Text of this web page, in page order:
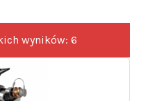
wyników: 6